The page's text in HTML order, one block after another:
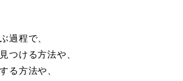
過程で、
つける方法や、
る方法や、